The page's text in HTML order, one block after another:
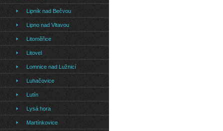
Lipník nad Bečvou
Lipno nad Vltavou
Litoměřice
Litovel
Lomnice nad Lužnicí
Luhačovice
Lutín
Lysá hora
Martínkovice